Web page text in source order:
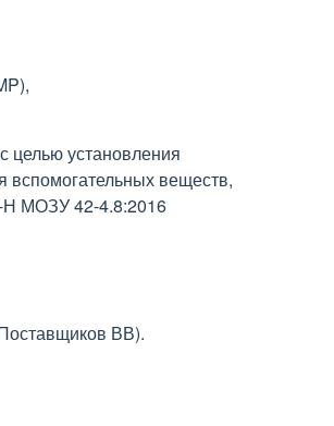
целью установления
вспомогательных веществ,
Н МОЗУ 42-4.8:2016
ВВ).